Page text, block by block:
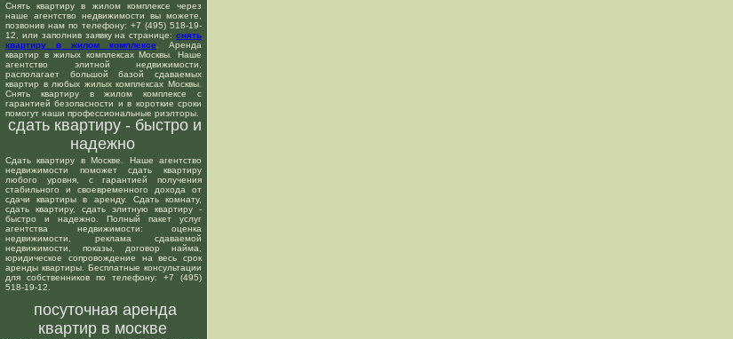
Снять квартиру в жилом комплексе через
наше агентство недвижимости вы можете,
позвонив нам по телефону: +7 (495) 518-19-
12, или заполнив заявку на странице: снять
квартиру в жилом комплексе . Аренда
квартир в жилых комплексах Москвы. Наше
агентство элитной недвижимости,
располагает большой базой сдаваемых
квартир в любых жилых комплексах Москвы.
Снять квартиру в жилом комплексе с
гарантией безопасности и в короткие сроки
помогут наши профессиональные риэлторы.
сдать квартиру - быстро и
надежно
Сдать квартиру в Москве. Наше агентство
недвижимости поможет сдать квартиру
любого уровня, с гарантией получения
стабильного и своевременного дохода от
сдачи квартиры в аренду. Сдать комнату,
сдать квартиру, сдать элитную квартиру -
быстро и надежно. Полный пакет услуг
агентства недвижимости: оценка
недвижимости, реклама сдаваемой
недвижимости, показы, договор найма,
юридическое сопровождение на весь срок
аренды квартиры. Бесплатные консультации
для собственников по телефону: +7 (495)
518-19-12.
посуточная аренда
квартир в москве